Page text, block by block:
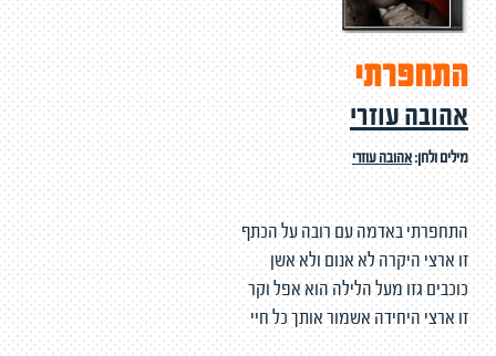
התחפרתי
אהובה עוזרי
מילים ולחן:אהובה עוזרי
התחפרתי באדמה עם רובה על הכתף
זו ארצי היקרה לא אנום ולא אשן
כוכבים גזו מעל הלילה הוא אפל וקר
זו ארצי היחידה אשמור אותך כל חיי